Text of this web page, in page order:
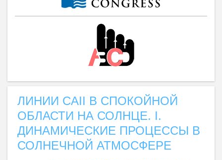
ЛИНИИ CAII В СПОКОЙНОЙ
ОБЛАСТИ НА СОЛНЦЕ. I.
ДИНАМИЧЕСКИЕ ПРОЦЕССЫ В
СОЛНЕЧНОЙ АТМОСФЕРЕ